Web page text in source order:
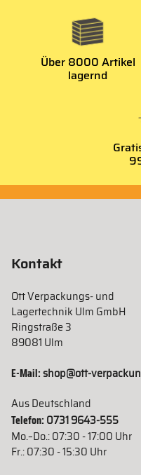
Über 8000 Artikel
lagernd
Kontakt
Ott Verpackungs- und
Lagertechnik Ulm GmbH
Ringstraße 3
89081 Ulm
E-Mail:shop@ott-
Aus Deutschland
Telefon: 0731 9643-555
Mo.–Do.: 07:30 - 17:00 Uhr
Fr.: 07:30 - 15:30 Uhr